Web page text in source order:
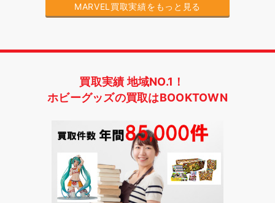
MARVEL買取実績をもっと見る
買取実績 地域NO.1！
ホビーグッズの買取はBOOKTOWN